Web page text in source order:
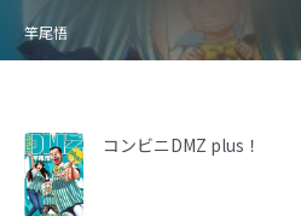
竿尾悟
コンビニDMZ plus！